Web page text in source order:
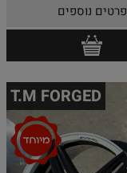
פרטים נוספים
T.M FORGED